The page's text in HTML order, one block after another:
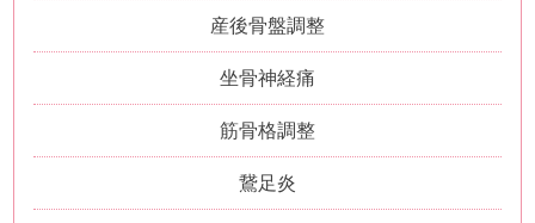
産後骨盤調整
坐骨神経痛
筋骨格調整
鵞足炎